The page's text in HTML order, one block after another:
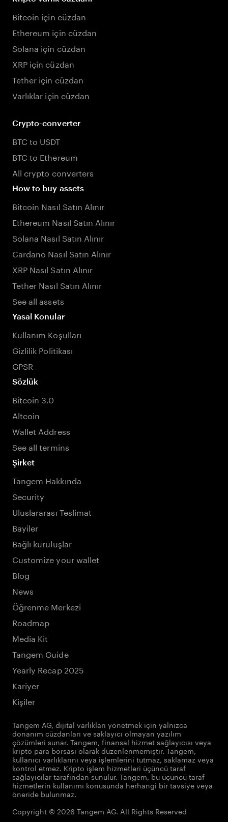
Bitcoin için cüzdan
Ethereum için cüzdan
Solana için cüzdan
XRP için cüzdan
Tether için cüzdan
Varlıklar için cüzdan
Crypto-converter
BTC to USDT
BTC to Ethereum
All crypto converters
How to buy assets
Bitcoin Nasıl Satın Alınır
Ethereum Nasıl Satın Alınır
Solana Nasıl Satın Alınır
Cardano Nasıl Satın Alınır
XRP Nasıl Satın Alınır
Tether Nasıl Satın Alınır
See all assets
Yasal Konular
Kullanım Koşulları
Gizlilik Politikası
GPSR
Sözlük
Bitcoin 3.0
Altcoin
Wallet Address
See all termins
Şirket
Tangem Hakkında
Security
Uluslararası Teslimat
Bayiler
Bağlı kuruluşlar
Customize your wallet
Blog
News
Öğrenme Merkezi
Roadmap
Media Kit
Tangem Guide
Yearly Recap 2025
Kariyer
Kişiler
Tangem AG, dijital varlıkları yönetmek için yalnızca
donanım cüzdanları ve saklayıcı olmayan yazılım
çözümleri sunar. Tangem, finansal hizmet sağlayıcısı veya
kripto para borsası olarak düzenlenmemiştir. Tangem,
kullanıcı varlıklarını veya işlemlerini tutmaz, saklamaz veya
kontrol etmez. Kripto işlem hizmetleri üçüncü taraf
sağlayıcılar tarafından sunulur. Tangem, bu üçüncü taraf
hizmetlerin kullanımı konusunda herhangi bir tavsiye veya
öneride bulunmaz.